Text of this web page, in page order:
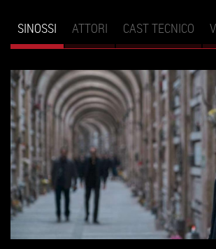
Schede primarie
SINOSSI (SCHEDA
ATTIVA)
ATTORI CAST TECNICO